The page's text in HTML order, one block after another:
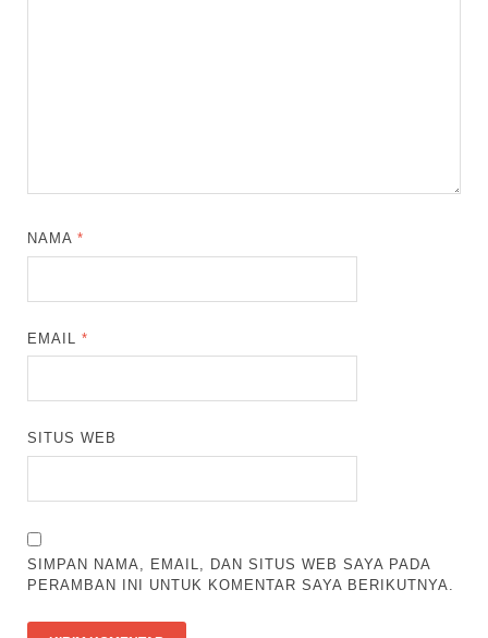
NAMA*
EMAIL*
SITUS WEB
SIMPAN NAMA, EMAIL, DAN SITUS WEB SAYA PADA
PERAMBAN INI UNTUK KOMENTAR SAYA BERIKUTNYA.